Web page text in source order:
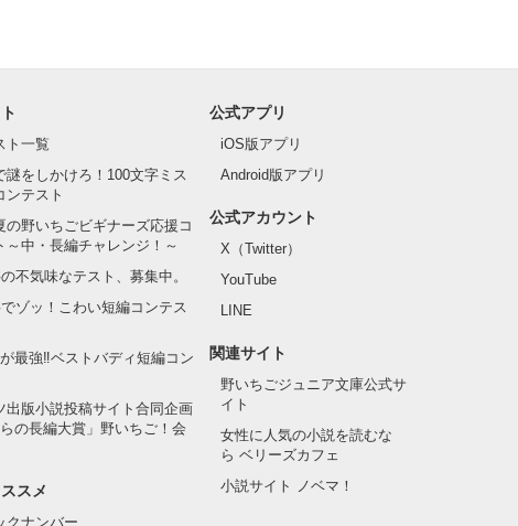
ト一覧
謎をしかけろ！100文字ミス
ンテスト
の野いちごビギナーズ応援コ
～中・長編チャレンジ！～
不気味なテスト、募集中。
ゾッ！こわい短編コンテス
最強‼ベストバディ短編コン
出版小説投稿サイト合同企画
らの長編大賞」野いちご！会
スメ
クナンバー
公式アプリ
iOS版アプリ
Android版アプリ
公式アカウント
X（Twitter）
YouTube
LINE
関連サイト
野いちごジュニア文庫公式サ
イト
女性に人気の小説を読むな
ら ベリーズカフェ
小説サイト ノベマ！